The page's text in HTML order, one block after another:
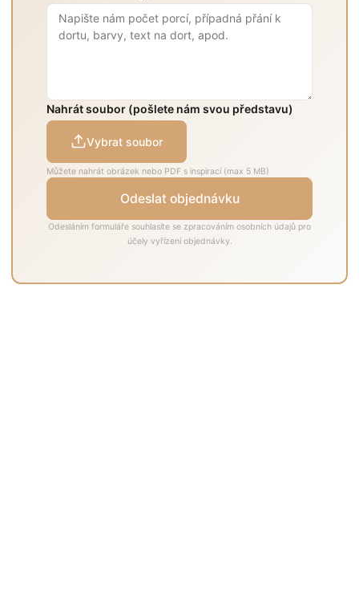
Nahrát soubor (pošlete nám svou představu)
Vybrat soubor
Můžete nahrát obrázek nebo PDF s inspirací (max 5 MB)
Odeslat objednávku
Odesláním formuláře souhlasíte se zpracováním osobních údajů pro
účely vyřízení objednávky.